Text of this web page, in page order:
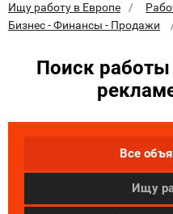
Ищу работу в Европе
Бизнес - Финансы - Продажи
Поиск
Все
Ищу